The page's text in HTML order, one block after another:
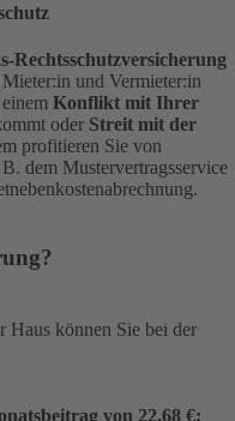
Rechtsschutzversicherung
und Vermieter:in
Konflikt mit Ihrer
oder Streit mit der
profitieren Sie von
dem Mustervertragsservice
Haus können Sie bei der
von 22,68 €: